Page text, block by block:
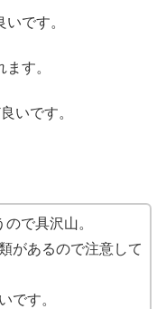
です。
す。
いです。
で具沢山。
があるので注意して
です。